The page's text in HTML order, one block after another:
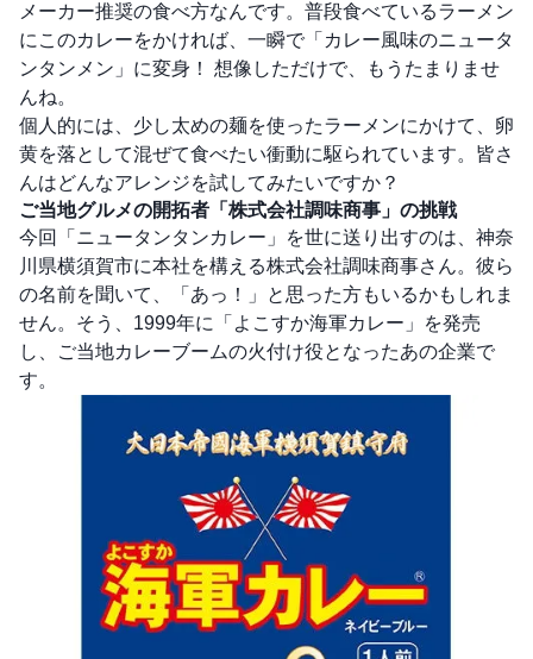
メーカー推奨の食べ方なんです。普段食べているラーメン
にこのカレーをかければ、一瞬で「カレー風味のニュータ
ンタンメン」に変身！ 想像しただけで、もうたまりませ
んね。
個人的には、少し太めの麺を使ったラーメンにかけて、卵
黄を落として混ぜて食べたい衝動に駆られています。皆さ
んはどんなアレンジを試してみたいですか？
ご当地グルメの開拓者「株式会社調味商事」の挑戦
今回「ニュータンタンカレー」を世に送り出すのは、神奈
川県横須賀市に本社を構える株式会社調味商事さん。彼ら
の名前を聞いて、「あっ！」と思った方もいるかもしれま
せん。そう、1999年に「よこすか海軍カレー」を発売
し、ご当地カレーブームの火付け役となったあの企業で
す。